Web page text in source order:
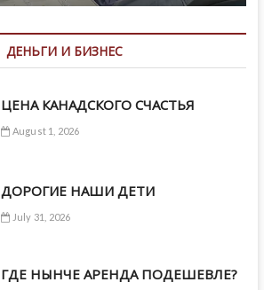
ДЕНЬГИ И БИЗНЕС
ЦЕНА КАНАДСКОГО СЧАСТЬЯ
August 1, 2026
ДОРОГИЕ НАШИ ДЕТИ
July 31, 2026
ГДЕ НЫНЧЕ АРЕНДА ПОДЕШЕВЛЕ?